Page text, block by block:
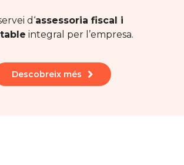
d‘assessoria fiscal i
integral per l’empresa.
Descobreix més